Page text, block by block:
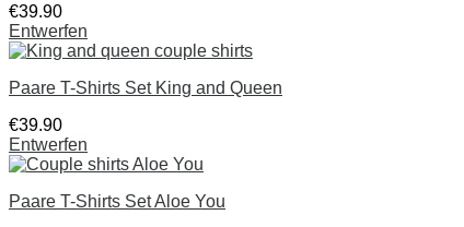
€39.90
Entwerfen
Paare T-Shirts Set King and Queen
€39.90
Entwerfen
Paare T-Shirts Set Aloe You